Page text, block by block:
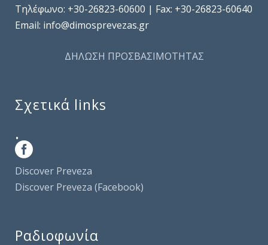
Τηλέφωνo: +30-26823-60600 | Fax: +30-26823-60640
Email: info@dimosprevezas.gr
ΔΗΛΩΣΗ ΠΡΟΣΒΑΣΙΜΟΤΗΤΑΣ
Σχετικά links
.
Discover Preveza
Discover Preveza (Facebook)
Ραδιοφωνία